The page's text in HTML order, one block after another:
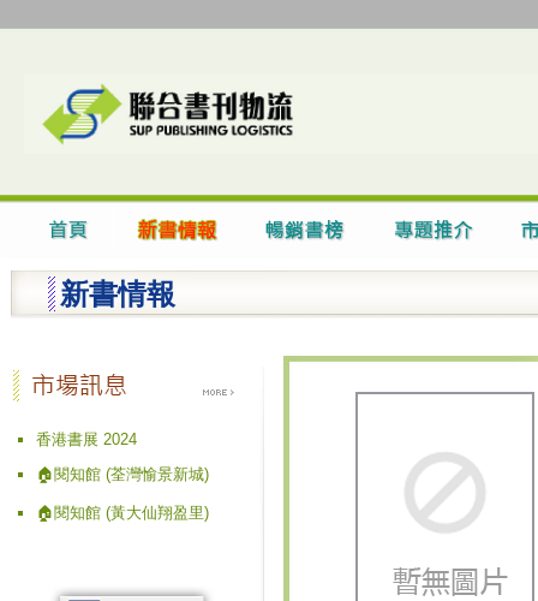
新書情報
香港書展 2024
🏠閱知館 (荃灣愉景新城)
🏠閱知館 (黃大仙翔盈里)